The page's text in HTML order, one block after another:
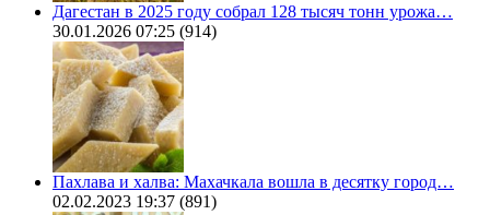
Дагестан в 2025 году собрал 128 тысяч тонн урожа…
30.01.2026 07:25 (914)
Пахлава и халва: Махачкала вошла в десятку город…
02.02.2023 19:37 (891)